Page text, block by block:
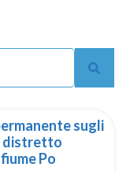
sugli
distretto
Po